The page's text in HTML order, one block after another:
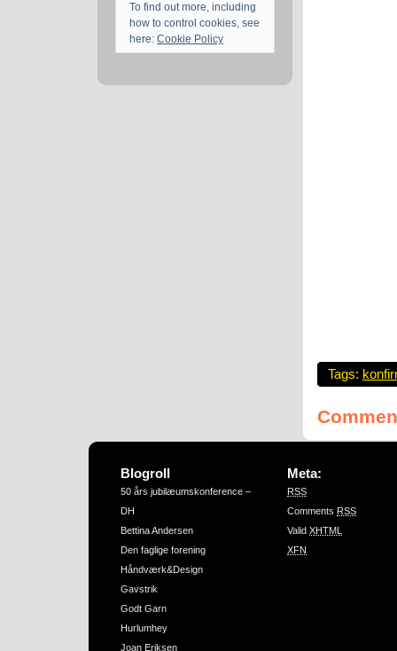
To find out more, including
how to control cookies, see
here: Cookie Policy
Tags:
Blogroll
50 års jubilæumskonference –
DH
Bettina Andersen
Den faglige forening
Håndværk&Design
Gavstrik
Godt Garn
Hurlumhey
Joan Eriksen
Meta:
RSS
Comments RSS
Valid XHTML
XFN